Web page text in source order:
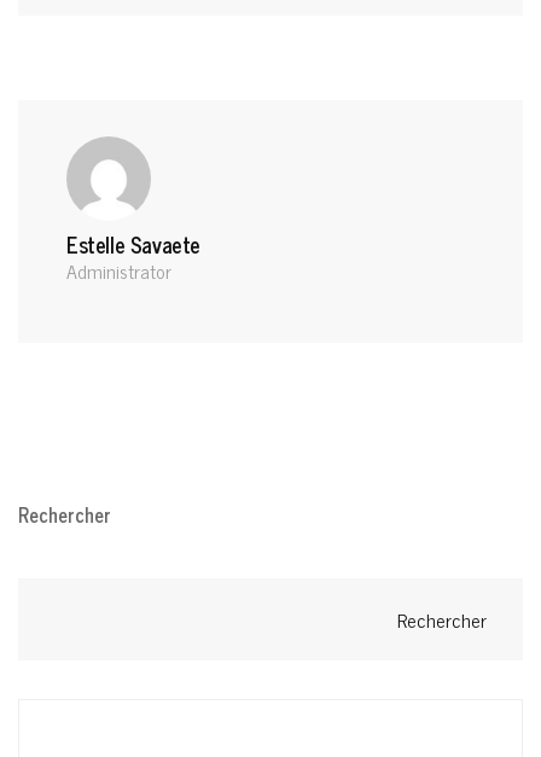
Estelle Savaete
Administrator
Rechercher
Rechercher